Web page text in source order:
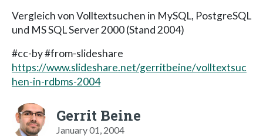
Vergleich von Volltextsuchen in MySQL, PostgreSQL
und MS SQL Server 2000 (Stand 2004)
#cc-by #from-slideshare
https://www.slideshare.net/gerritbeine/volltextsuc
hen-in-rdbms-2004
Gerrit Beine
January 01, 2004